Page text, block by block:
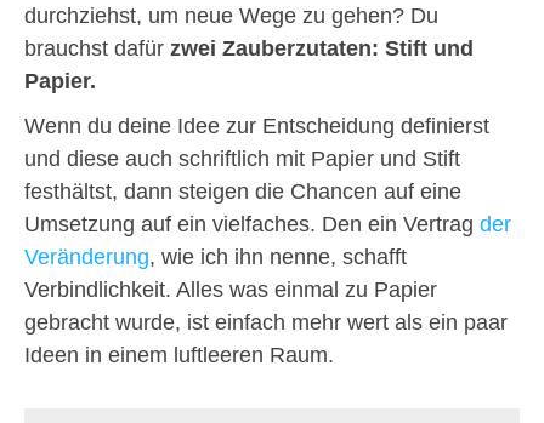
durchziehst, um neue Wege zu gehen? Du
brauchst dafür zwei Zauberzutaten: Stift und
Papier.
Wenn du deine Idee zur Entscheidung definierst
und diese auch schriftlich mit Papier und Stift
festhältst, dann steigen die Chancen auf eine
Umsetzung auf ein vielfaches. Den ein Vertrag der
Veränderung, wie ich ihn nenne, schafft
Verbindlichkeit. Alles was einmal zu Papier
gebracht wurde, ist einfach mehr wert als ein paar
Ideen in einem luftleeren Raum.